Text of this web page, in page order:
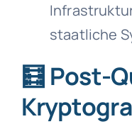
staatliche
🧮 Post-